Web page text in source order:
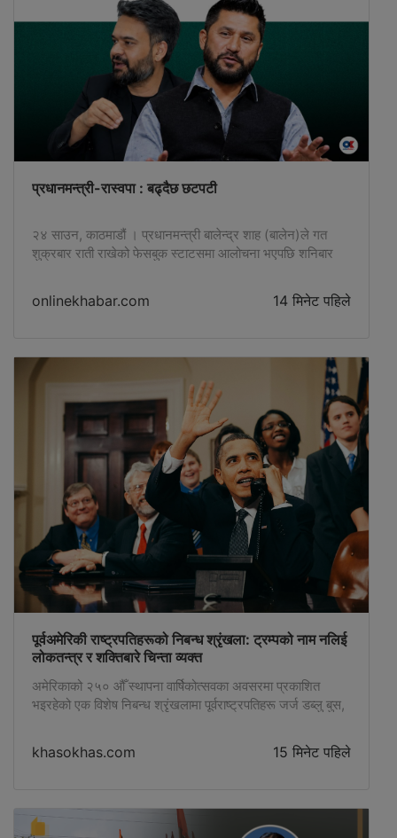
loneliness?In detail in the video ...
प्रधानमन्त्री-रास्वपा : बढ्दैछ छटपटी
२४ साउन, काठमाडौं । प्रधानमन्त्री बालेन्द्र शाह (बालेन)ले गत
शुक्रबार राती राखेको फेसबुक स्टाटसमा आलोचना भएपछि शनिबार
बालेनले ‘कहिलेकाहीँ एक्लै लड्नुपर्दछ’ भन्दै अभिव्यक्ति दिएका थिए ।
…
onlinekhabar.com 14 मिनेट पहिले
पूर्वअमेरिकी राष्ट्रपतिहरूको निबन्ध श्रृंखला: ट्रम्पको नाम नलिई
लोकतन्त्र र शक्तिबारे चिन्ता व्यक्त
अमेरिकाको २५० औँ स्थापना वार्षिकोत्सवका अवसरमा प्रकाशित
भइरहेको एक विशेष निबन्ध श्रृंखलामा पूर्वराष्ट्रपतिहरू जर्ज डब्लु बुस,
नलिईकनै लोकतन्त्र, राष्ट्रपतिको मर्यादा र शक्तिको दुरुपयोगबारे
चिन्ता व्यक्त गरेका छन्। ‘इन पर्साट’ नाम दिइएको यो ऐतिहासिक
khasokhas.com 15 मिनेट पहिले